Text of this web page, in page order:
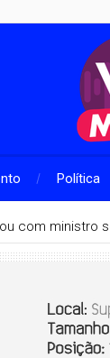
Política
com ministro